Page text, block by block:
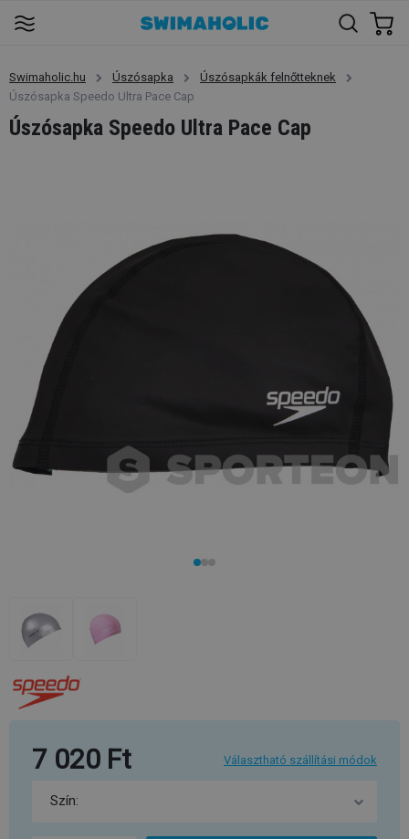
Swimaholic.hu Úszósapka
Úszósapkák felnőtteknek
Úszósapka Speedo Ultra Pace Cap
Úszósapka Speedo Ultra Pace Cap
7 020 Ft Választható szállítási módok